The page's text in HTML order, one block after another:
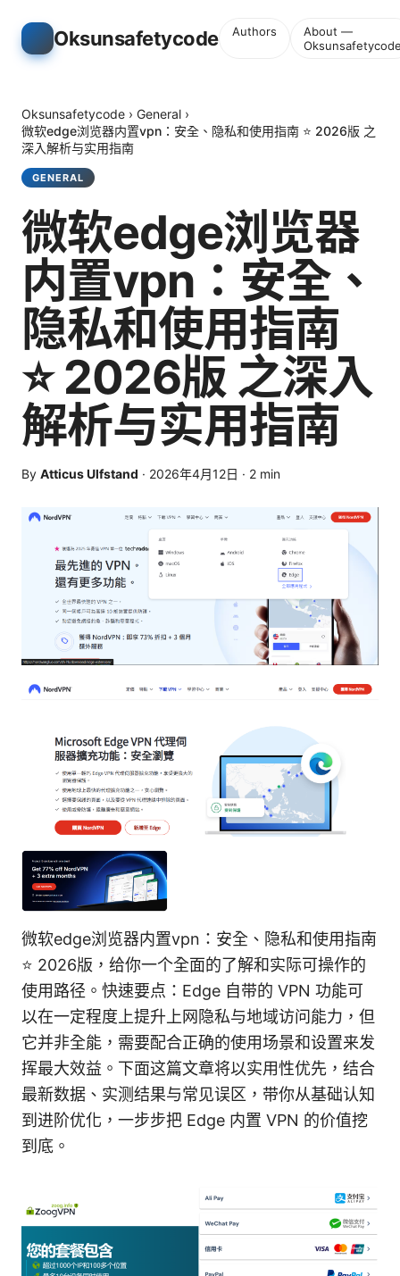
Oksunsafetycode Authors
About —
Oksunsafetycode › General ›
微软edge浏览器内置vpn：安全、隐私和使用指南 ⭐ 2026版 之
深入解析与实用指南
GENERAL
微软edge浏览器
内置vpn：安全、
隐私和使用指南
⭐ 2026版 之深入
解析与实用指南
By Atticus Ulfstand · 2026年4月12日 · 2 min
微软edge浏览器内置vpn：安全、隐私和使用指南
⭐ 2026版，给你一个全面的了解和实际可操作的
使用路径。快速要点：Edge 自带的 VPN 功能可
以在一定程度上提升上网隐私与地域访问能力，但
它并非全能，需要配合正确的使用场景和设置来发
挥最大效益。下面这篇文章将以实用性优先，结合
最新数据、实测结果与常见误区，带你从基础认知
到进阶优化，一步步把 Edge 内置 VPN 的价值挖
到底。